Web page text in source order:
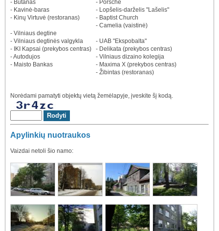
- Butanas
- Kavinė-baras
- Kinų Virtuvė (restoranas)
- Vilniaus degtine
- Vilniaus degtinės valgykla
- IKI Kapsai (prekybos centras)
- Autodujos
- Maisto Bankas
- Porsche
- Lopšelis-darželis "Lašelis"
- Baptist Church
- Camelia (vaistinė)
- UAB "Ekspobalta"
- Delikata (prekybos centras)
- Vilniaus dizaino kolegija
- Maxima X (prekybos centras)
- Žibintas (restoranas)
Norėdami pamatyti objektų vietą žemėlapyje, įveskite šį kodą.
Apylinkių nuotraukos
Vaizdai netoli šio namo: